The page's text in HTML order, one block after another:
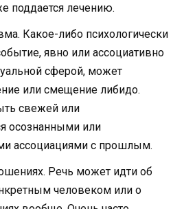
поддается лечению.
Какое-либо психологически
явно или ассоциативно
сферой, может
или смещение либидо.
свежей или
осознанными или
ассоциациями с прошлым.
Речь может идти об
человеком или о